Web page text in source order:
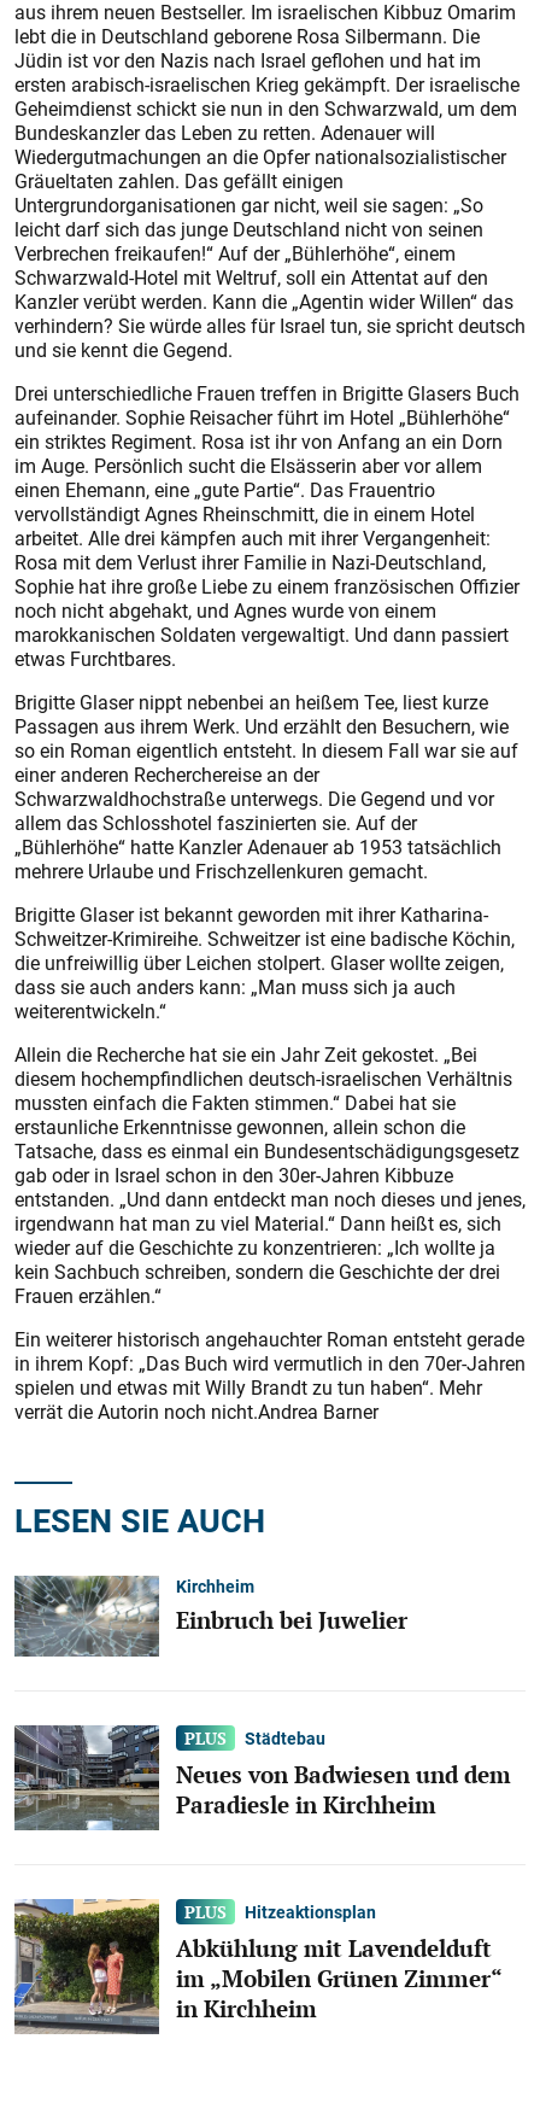
aus ihrem neuen Bestseller. Im israelischen Kibbuz Omarim
lebt die in Deutschland geborene Rosa Silbermann. Die
Jüdin ist vor den Nazis nach Israel geflohen und hat im
ersten arabisch-israelischen Krieg gekämpft. Der israelische
Geheimdienst schickt sie nun in den Schwarzwald, um dem
Bundeskanzler das Leben zu retten. Adenauer will
Wiedergutmachungen an die Opfer nationalsozialistischer
Gräueltaten zahlen. Das gefällt einigen
Untergrundorganisationen gar nicht, weil sie sagen: „So
leicht darf sich das junge Deutschland nicht von seinen
Verbrechen freikaufen!“ Auf der „Bühlerhöhe“, einem
Schwarzwald-Hotel mit Weltruf, soll ein Attentat auf den
Kanzler verübt werden. Kann die „Agentin wider Willen“ das
verhindern? Sie würde alles für Israel tun, sie spricht deutsch
und sie kennt die Gegend.
Drei unterschiedliche Frauen treffen in Brigitte Glasers Buch
aufeinander. Sophie Reisacher führt im Hotel „Bühlerhöhe“
ein striktes Regiment. Rosa ist ihr von Anfang an ein Dorn
im Auge. Persönlich sucht die Elsässerin aber vor allem
einen Ehemann, eine „gute Partie“. Das Frauentrio
vervollständigt Agnes Rheinschmitt, die in einem Hotel
arbeitet. Alle drei kämpfen auch mit ihrer Vergangenheit:
Rosa mit dem Verlust ihrer Familie in Nazi-Deutschland,
Sophie hat ihre große Liebe zu einem französischen Offizier
noch nicht abgehakt, und Agnes wurde von einem
marokkanischen Soldaten vergewaltigt. Und dann passiert
etwas Furchtbares.
Brigitte Glaser nippt nebenbei an heißem Tee, liest kurze
Passagen aus ihrem Werk. Und erzählt den Besuchern, wie
so ein Roman eigentlich entsteht. In diesem Fall war sie auf
einer anderen Recherchereise an der
Schwarzwaldhochstraße unterwegs. Die Gegend und vor
allem das Schlosshotel faszinierten sie. Auf der
„Bühlerhöhe“ hatte Kanzler Adenauer ab 1953 tatsächlich
mehrere Urlaube und Frischzellenkuren gemacht.
Brigitte Glaser ist bekannt geworden mit ihrer Katharina-
Schweitzer-Krimireihe. Schweitzer ist eine badische Köchin,
die unfreiwillig über Leichen stolpert. Glaser wollte zeigen,
dass sie auch anders kann: „Man muss sich ja auch
weiterentwickeln.“
Allein die Recherche hat sie ein Jahr Zeit gekostet. „Bei
diesem hochempfindlichen deutsch-israelischen Verhältnis
mussten einfach die Fakten stimmen.“ Dabei hat sie
erstaunliche Erkenntnisse gewonnen, allein schon die
Tatsache, dass es einmal ein Bundesentschädigungsgesetz
gab oder in Israel schon in den 30er-Jahren Kibbuze
entstanden. „Und dann entdeckt man noch dieses und jenes,
irgendwann hat man zu viel Material.“ Dann heißt es, sich
wieder auf die Geschichte zu konzentrieren: „Ich wollte ja
kein Sachbuch schreiben, sondern die Geschichte der drei
Frauen erzählen.“
Ein weiterer historisch angehauchter Roman entsteht gerade
in ihrem Kopf: „Das Buch wird vermutlich in den 70er-Jahren
spielen und etwas mit Willy Brandt zu tun haben“. Mehr
verrät die Autorin noch nicht.Andrea Barner
LESEN SIE AUCH
Kirchheim
Einbruch bei Juwelier
Städtebau
Neues von Badwiesen und dem
Paradiesle in Kirchheim
Hitzeaktionsplan
Abkühlung mit Lavendelduft
im „Mobilen Grünen Zimmer“
in Kirchheim